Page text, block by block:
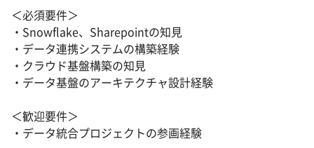
＜必須要件＞
・Snowflake、Sharepointの知見
・データ連携システムの構築経験
・クラウド基盤構築の知見
・データ基盤のアーキテクチャ設計経験
＜歓迎要件＞
・データ統合プロジェクトの参画経験